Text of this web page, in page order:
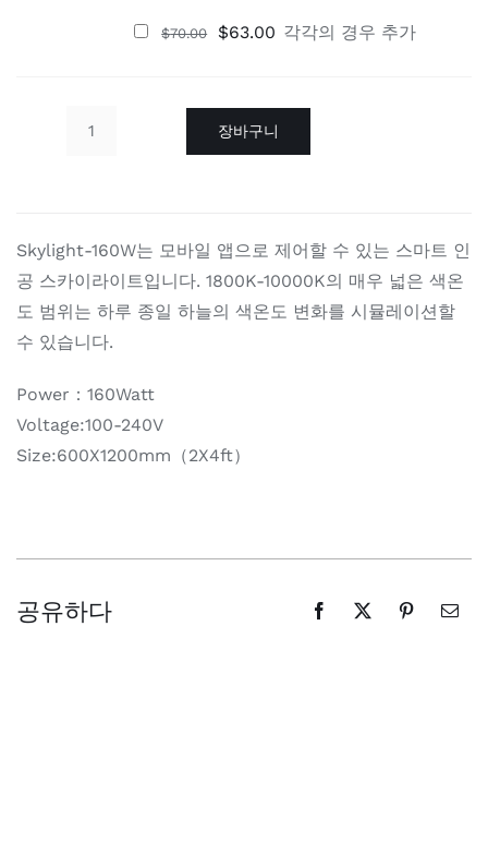
$70.00
원
래
$63.00 현
재
각각의 경우 추가
장바구니
Skylight-160W는 모바일 앱으로 제어할 수 있는 스마트 인
공 스카이라이트입니다. 1800K-10000K의 매우 넓은 색온
도 범위는 하루 종일 하늘의 색온도 변화를 시뮬레이션할
수 있습니다.
Power：160Watt
Voltage:100-240V
Size:600X1200mm（2X4ft）
공유하다